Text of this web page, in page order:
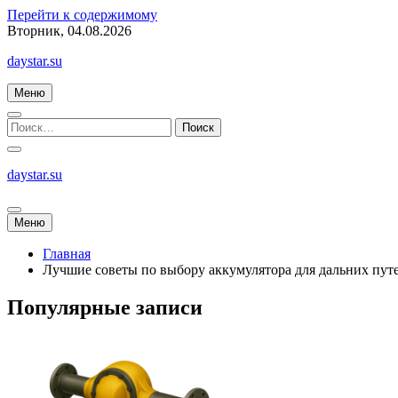
Перейти к содержимому
Вторник, 04.08.2026
daystar.su
Меню
daystar.su
Меню
Главная
Лучшие советы по выбору аккумулятора для дальних
Популярные записи